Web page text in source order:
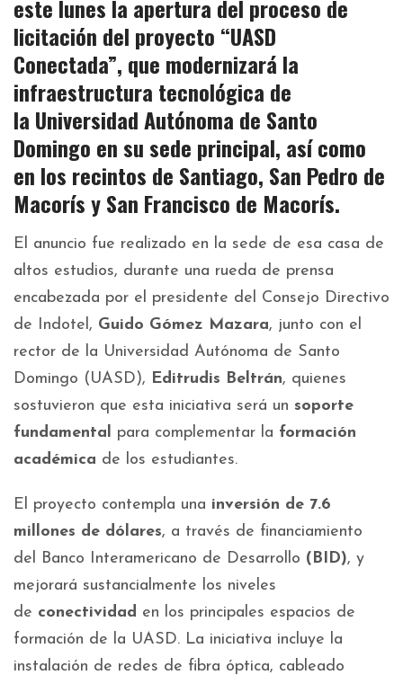
este lunes la apertura del proceso de
licitación del proyecto “UASD
Conectada”, que modernizará la
infraestructura tecnológica de
la Universidad Autónoma de Santo
Domingo en su sede principal, así como
en los recintos de Santiago, San Pedro de
Macorís y San Francisco de Macorís.
El anuncio fue realizado en la sede de esa casa de
altos estudios, durante una rueda de prensa
encabezada por el presidente del Consejo Directivo
de Indotel, Guido Gómez Mazara, junto con el
rector de la Universidad Autónoma de Santo
Domingo (UASD), Editrudis Beltrán, quienes
sostuvieron que esta iniciativa será un soporte
fundamental para complementar la formación
académica de los estudiantes.
El proyecto contempla una inversión de 7.6
millones de dólares, a través de financiamiento
del Banco Interamericano de Desarrollo (BID), y
mejorará sustancialmente los niveles
de conectividad en los principales espacios de
formación de la UASD. La iniciativa incluye la
instalación de redes de fibra óptica, cableado